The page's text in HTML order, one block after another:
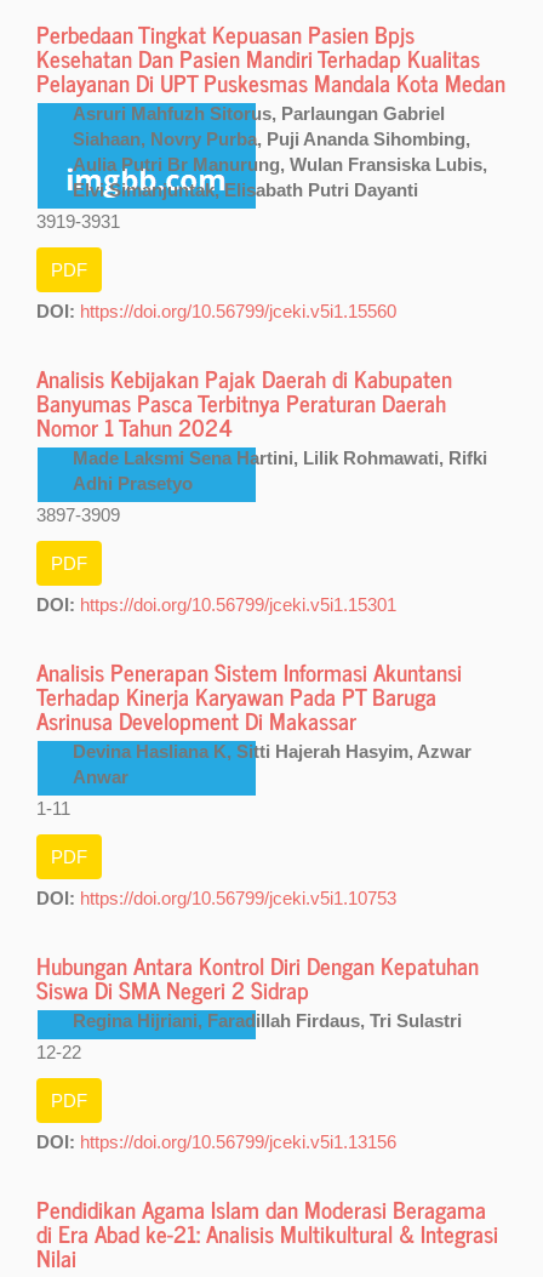
Perbedaan Tingkat Kepuasan Pasien Bpjs
Kesehatan Dan Pasien Mandiri Terhadap Kualitas
Pelayanan Di UPT Puskesmas Mandala Kota Medan
Asruri Mahfuzh Sitorus, Parlaungan Gabriel
Siahaan, Novry Purba, Puji Ananda Sihombing,
Aulia Putri Br Manurung, Wulan Fransiska Lubis,
Elvi Simanjuntak, Elisabath Putri Dayanti
3919-3931
PDF
DOI: https://doi.org/10.56799/jceki.v5i1.15560
Analisis Kebijakan Pajak Daerah di Kabupaten
Banyumas Pasca Terbitnya Peraturan Daerah
Nomor 1 Tahun 2024
Made Laksmi Sena Hartini, Lilik Rohmawati, Rifki
Adhi Prasetyo
3897-3909
PDF
DOI: https://doi.org/10.56799/jceki.v5i1.15301
Analisis Penerapan Sistem Informasi Akuntansi
Terhadap Kinerja Karyawan Pada PT Baruga
Asrinusa Development Di Makassar
Devina Hasliana K, Sitti Hajerah Hasyim, Azwar
Anwar
1-11
PDF
DOI: https://doi.org/10.56799/jceki.v5i1.10753
Hubungan Antara Kontrol Diri Dengan Kepatuhan
Siswa Di SMA Negeri 2 Sidrap
Regina Hijriani, Faradillah Firdaus, Tri Sulastri
12-22
PDF
DOI: https://doi.org/10.56799/jceki.v5i1.13156
Pendidikan Agama Islam dan Moderasi Beragama
di Era Abad ke-21: Analisis Multikultural & Integrasi
Nilai